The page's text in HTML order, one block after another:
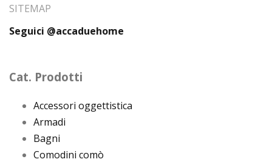
SITEMAP
Seguici @accaduehome
Cat. Prodotti
Accessori oggettistica
Armadi
Bagni
Comodini comò